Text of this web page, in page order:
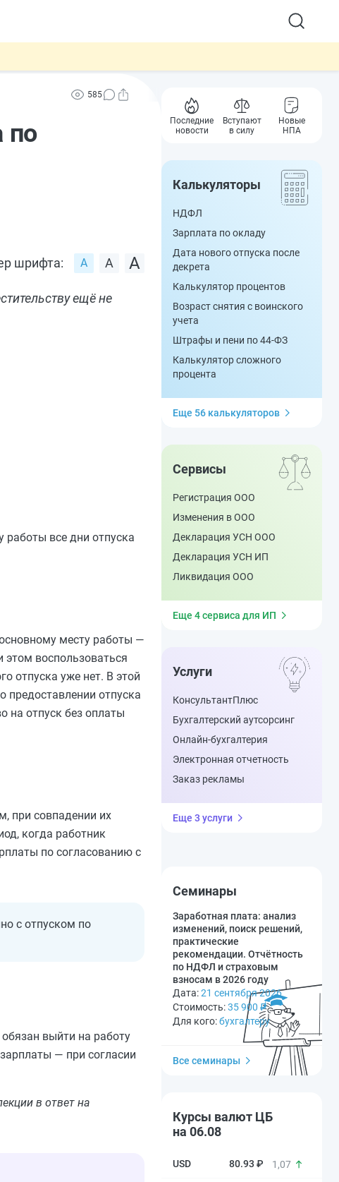
585
по
шрифта:
ещё не
работы все дни отпуска
месту работы —
воспользоваться
отпуска уже нет. В этой
предоставлении отпуска
на отпуск без оплаты
при совпадении их
когда работник
по согласованию с
с отпуском по
выйти на работу
— при согласии
в ответ на
Последние
новости
Вступают
в силу
Новые
НПА
Калькуляторы
НДФЛ
Зарплата по окладу
Дата нового отпуска после
декрета
Калькулятор процентов
Возраст снятия с воинского
учета
Штрафы и пени по 44-ФЗ
Калькулятор сложного
процента
Еще 56 калькуляторов
Сервисы
Регистрация ООО
Изменения в ООО
Декларация УСН ООО
Декларация УСН ИП
Ликвидация ООО
Еще 4 сервиса для ИП
Услуги
КонсультантПлюс
Бухгалтерский аутсорсинг
Онлайн-бухгалтерия
Электронная отчетность
Заказ рекламы
Еще 3 услуги
Семинары
Заработная плата: анализ
изменений, поиск решений,
практические
рекомендации. Отчётность
по НДФЛ и страховым
взносам в 2026 году
Дата:21 сентября 2026
Стоимость:35 900 ₽
Для кого:бухгалтеру
Все семинары
Курсы валют ЦБ
на 06.08
80.93 ₽ 1,07